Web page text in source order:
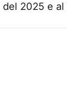
2025 e al